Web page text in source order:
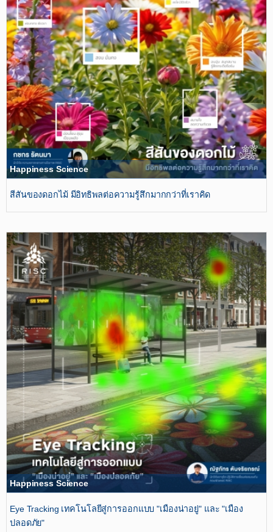
Happiness Science
สีสันของดอกไม้​ มีอิทธิพลต่อความรู้สึกมากกว่าที่เราคิด
Happiness Science
Eye Tracking เทคโนโลยีสู่การออกแบบ "เมืองน่าอยู่" และ "เมือง
ปลอดภัย"